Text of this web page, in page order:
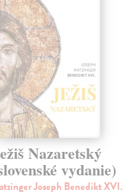
Nazaretský
vydanie)
Joseph Benedikt XVI.